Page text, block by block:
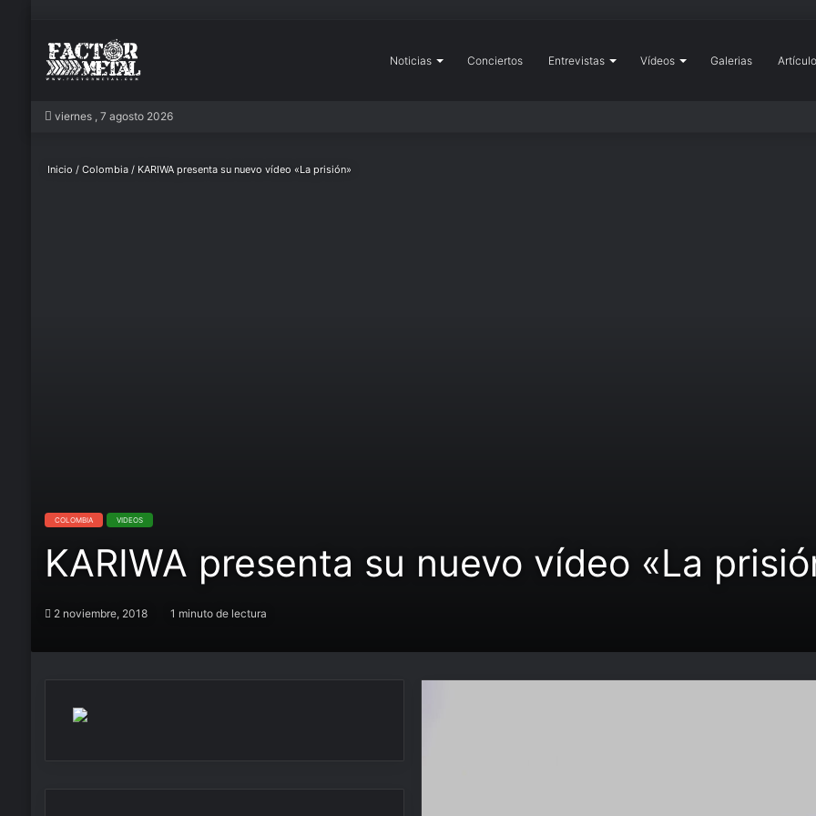
Inicio
Noticias Conciertos Entrevistas Vídeos Galerias
viernes , 7 agosto 2026
Inicio / Colombia / KARIWA presenta su nuevo vídeo «La prisión»
COLOMBIA VIDEOS
KARIWA presenta su nuevo vídeo «La
2 noviembre, 2018 1 minuto de lectura